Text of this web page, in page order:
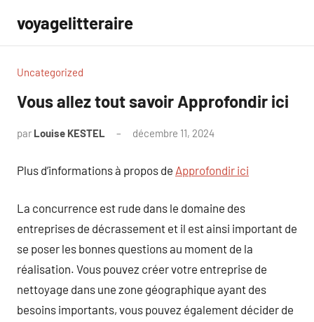
contenu
voyagelitteraire
Uncategorized
Vous allez tout savoir Approfondir ici
par Louise KESTEL décembre 11, 2024
Plus d’informations à propos de Approfondir ici
La concurrence est rude dans le domaine des
entreprises de décrassement et il est ainsi important de
se poser les bonnes questions au moment de la
réalisation. Vous pouvez créer votre entreprise de
nettoyage dans une zone géographique ayant des
besoins importants, vous pouvez également décider de